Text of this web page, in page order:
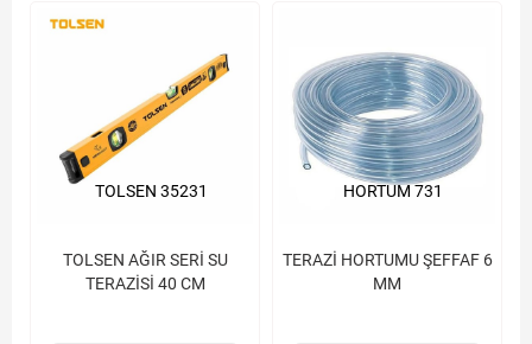
TOLSEN AĞIR SERİ SU
TERAZİSİ 40 CM
TOLSEN 35231
TERAZİ HORTUMU ŞEFFAF 6
MM
HORTUM 731